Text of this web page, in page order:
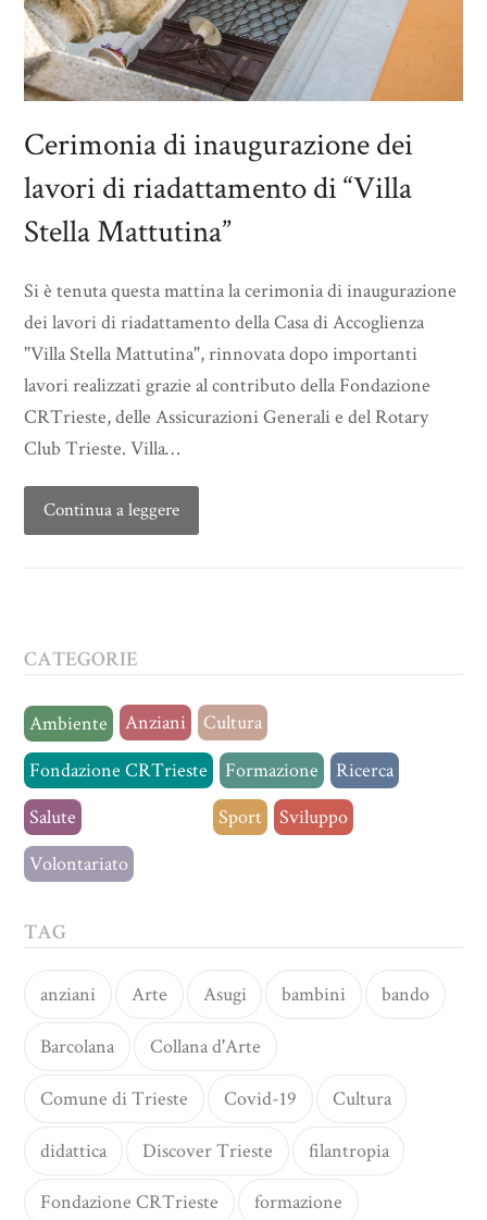
Cerimonia di inaugurazione dei
lavori di riadattamento di “Villa
Stella Mattutina”
Si è tenuta questa mattina la cerimonia di inaugurazione
dei lavori di riadattamento della Casa di Accoglienza
"Villa Stella Mattutina", rinnovata dopo importanti
lavori realizzati grazie al contributo della Fondazione
CRTrieste, delle Assicurazioni Generali e del Rotary
Club Trieste. Villa…
Continua a leggere
CATEGORIE
Ambiente Anziani
Cultura
Fondazione CRTrieste
Formazione
Ricerca
Salute
Sport
Sviluppo
Volontariato
TAG
anziani Arte Asugi bambini bando
Barcolana Collana d'Arte
Comune di Trieste Covid-19 Cultura
didattica Discover Trieste filantropia
Fondazione CRTrieste formazione